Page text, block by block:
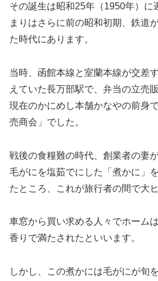
その誕生は昭和25年（1950年）に
まりはさらに前の昭和初期、鉄道
た時代にあります。
当時、函館本線と室蘭本線が交差
えていた長万部駅で、弁当の立売
現在のかにめし本舗かなやの前身
売商会」でした。
戦後の食糧難の時代、創業者の妻
毛がにを塩茹でにした「煮かに」
たところ、これが旅行者の間で大
車窓から買い求める人々でホーム
香りで満たされたといいます。
しかし、この煮かには毛がにが旬